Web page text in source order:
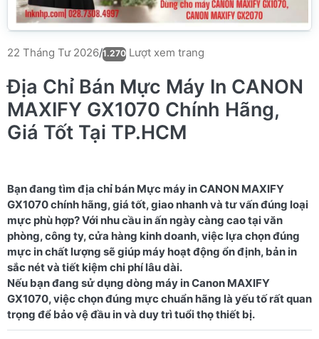
22 Tháng Tư 2026/1.270 Lượt xem trang
Địa Chỉ Bán Mực Máy In CANON
MAXIFY GX1070 Chính Hãng,
Giá Tốt Tại TP.HCM
Bạn đang tìm địa chỉ bán Mực máy in CANON MAXIFY
GX1070 chính hãng, giá tốt, giao nhanh và tư vấn đúng loại
mực phù hợp? Với nhu cầu in ấn ngày càng cao tại văn
phòng, công ty, cửa hàng kinh doanh, việc lựa chọn đúng
mực in chất lượng sẽ giúp máy hoạt động ổn định, bản in
sắc nét và tiết kiệm chi phí lâu dài.
Nếu bạn đang sử dụng dòng máy in Canon MAXIFY
GX1070, việc chọn đúng mực chuẩn hãng là yếu tố rất quan